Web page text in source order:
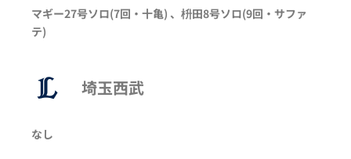
マギー27号ソロ(7回・ 十亀) 、 枡田8号ソロ(9回・ サファ
テ)
埼玉西武
なし